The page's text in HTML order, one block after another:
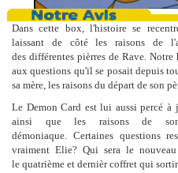
Dans cette box, l'histoire se
laissant de côté les raisons de
des différentes pièrres de Rave.
aux questions qu'il se posait depuis
sa mère, les raisons du départ de son
Le Demon Card est lui aussi percé à
ainsi que les raisons de
démoniaque. Certaines questions
vraiment Elie? Qui sera le
le quatrième et dernièr coffret qui